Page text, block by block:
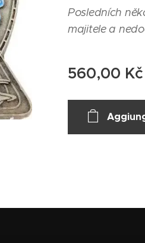
Posledních
majitele a
560,00 Kč